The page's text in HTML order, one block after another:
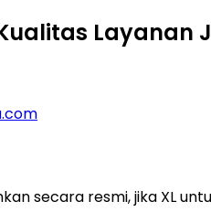
Layanan
secara resmi, jika XL